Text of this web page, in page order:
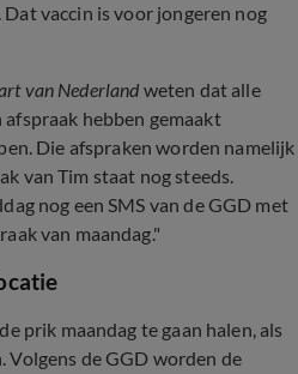
vaccin is voor jongeren nog
van Nederland weten dat alle
hebben gemaakt
Die afspraken worden namelijk
van Tim staat nog steeds.
nog een SMS van de GGD met
van maandag."
prik maandag te gaan halen, als
de GGD worden de